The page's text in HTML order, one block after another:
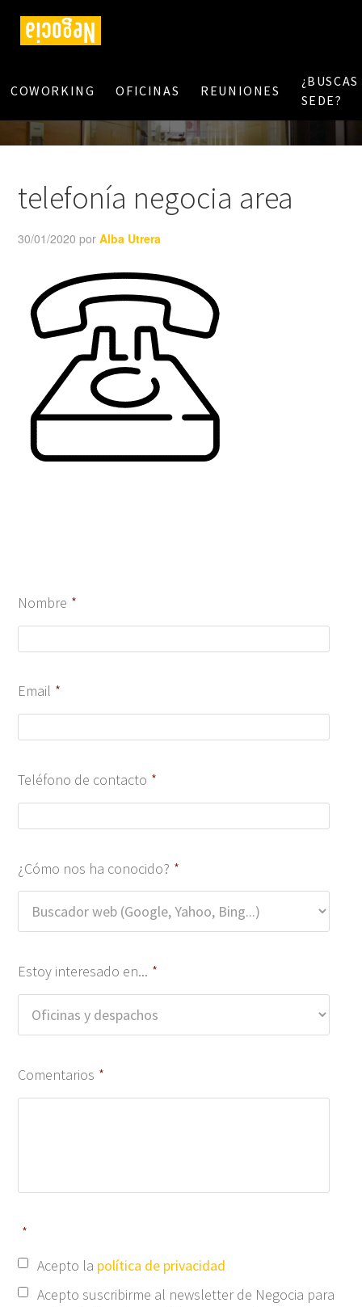
COWORKING OFICINAS REUNIONES
¿BUSCAS
SEDE?
telefonía negocia area
30/01/2020 porAlba Utrera
Nombre *
Email *
Teléfono de contacto *
¿Cómo nos ha conocido? *
Estoy interesado en... *
Comentarios *
*
Acepto la política de privacidad
Acepto suscribirme al newsletter de Negocia para